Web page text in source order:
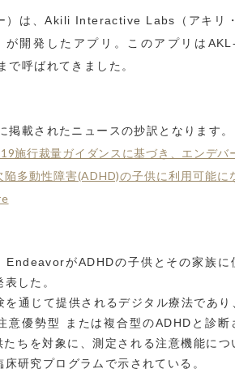
）は、Akili Interactive Labs（アキリ
が開発したアプリ。このアプリは
呼ばれてきました。
掲載されたニュースの抄訳となります。
施行裁量ガイダンスに基づき、エンデバ
陥多動性障害(ADHD)の子供に利用可能に
EndeavorがADHDの子供とその家族に
した。
を通じて提供されるデジタル療法であり
意優勢型 または複合型のADHDと診断
ちを対象に、測定される注意機能につ
研究プログラムで示されている。